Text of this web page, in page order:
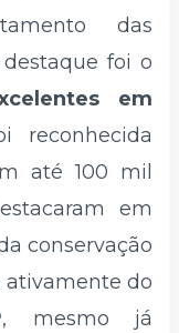
das
foi o
em
reconhecida
até 100 mil
em
conservação
ativamente do
, mesmo já